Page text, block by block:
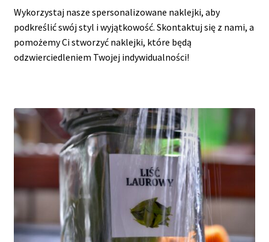
Wykorzystaj nasze spersonalizowane naklejki, aby
podkreślić swój styl i wyjątkowość. Skontaktuj się z nami, a
pomożemy Ci stworzyć naklejki, które będą
odzwierciedleniem Twojej indywidualności!